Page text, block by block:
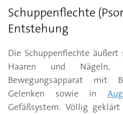
Schuppenflechte
Entstehung
Die Schuppenflechte
Haaren und Nägeln,
Bewegungsapparat mit
Gelenken sowie in
Gefäßsystem. Völlig